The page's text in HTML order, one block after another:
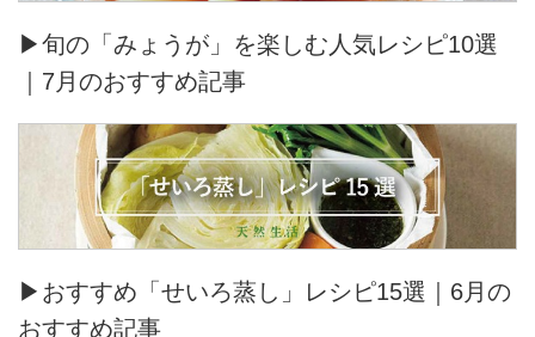
▶旬の「みょうが」を楽しむ人気レシピ10選
｜7月のおすすめ記事
▶おすすめ「せいろ蒸し」レシピ15選｜6月の
おすすめ記事